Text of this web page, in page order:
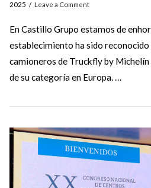
VIEW
2025
Leave a Comment
En Castillo Grupo estamos de
establecimiento ha sido reconocido
camioneros de Truckfly by
de su categoría en Europa. …